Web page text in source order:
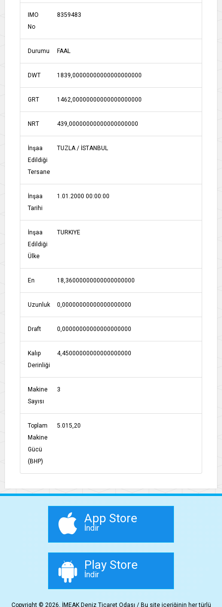
IMO
No
8359483
Durumu FAAL
DWT 1839,00000000000000000000
GRT 1462,00000000000000000000
NRT 439,00000000000000000000
İnşaa
Edildiği
Tersane
TUZLA / İSTANBUL
İnşaa
Tarihi
1.01.2000 00:00:00
İnşaa
Edildiği
Ülke
TURKIYE
En 18,36000000000000000000
Uzunluk 0,00000000000000000000
Draft 0,00000000000000000000
Kalıp
Derinliği
4,45000000000000000000
Makine
Sayısı
3
Toplam
Makine
Gücü
(BHP)
5.015,20
App Store
İndir
Play Store
İndir
Copyright © 2026, İMEAK Deniz Ticaret Odası / Bu site içeriğinin her türlü